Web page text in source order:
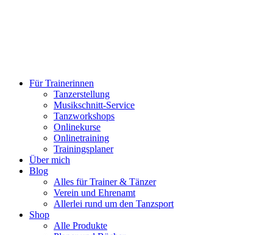
Für Trainerinnen
Tanzerstellung
Musikschnitt-Service
Tanzworkshops
Onlinekurse
Onlinetraining
Trainingsplaner
Über mich
Blog
Alles für Trainer & Tänzer
Verein und Ehrenamt
Allerlei rund um den Tanzsport
Shop
Alle Produkte